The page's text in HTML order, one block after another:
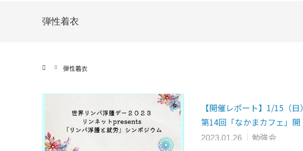
弾性着衣
弾性着衣
【開催レポート】1/15（日）
第14回「なかまカフェ」開
催のご報告
2023.01.26 勉強会